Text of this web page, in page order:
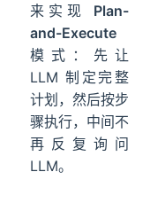
来实现 Plan-
and-Execute
模式：先让
LLM 制定完整
计划，然后按步
骤执行，中间不
再反复询问
LLM。